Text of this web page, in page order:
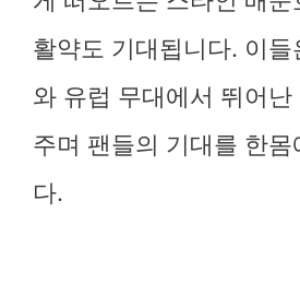
활약도 기대됩니다. 이들
와 유럽 무대에서 뛰어난
주며 팬들의 기대를 한몸
다.